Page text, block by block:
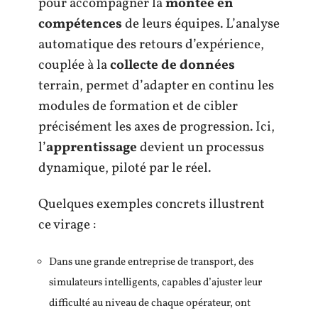
compétencesde leurs équipes. L’analyse
automatique des retours d’expérience,
couplée à lacollecte de données
terrain, permet d’adapter en continu les
modules de formation et de cibler
précisément les axes de progression. Ici,
l’apprentissagedevient un processus
dynamique, piloté par le réel.
Quelques exemples concrets illustrent
ce virage :
Dans une grande entreprise de transport, des
simulateurs intelligents, capables d’ajuster leur
difficulté au niveau de chaque opérateur, ont